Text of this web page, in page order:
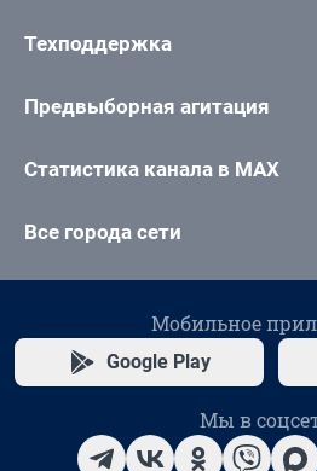
Техподдержка
Предвыборная агитация
Статистика канала в MAX
Все города сети
Мобильное
Google Play
Мы в